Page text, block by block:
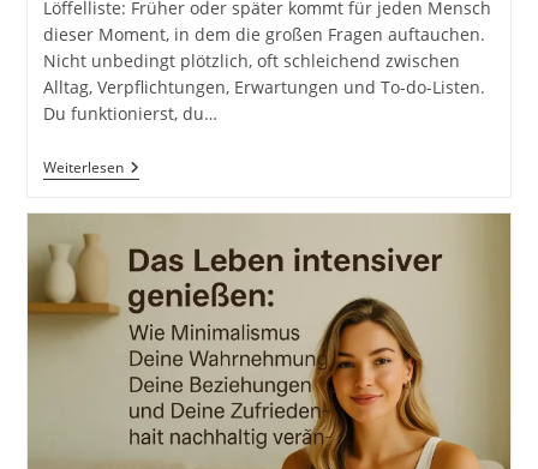
Löffelliste: Früher oder später kommt für jeden Mensch
dieser Moment, in dem die großen Fragen auftauchen.
Nicht unbedingt plötzlich, oft schleichend zwischen
Alltag, Verpflichtungen, Erwartungen und To-do-Listen.
Du funktionierst, du…
WeiterlesenDeine
Persönliche
Was
Du
Wirklich
Tun
Willst,
Bevor
Du
Den
Löffel
Abgibst.
The
Bucket